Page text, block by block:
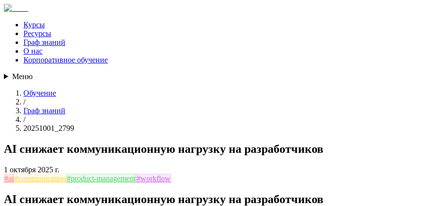
Курсы
Ресурсы
Граф знаний
О нас
Корпоративное обучение
Меню
Обучение
/
Граф знаний
/
20251001_2799
AI снижает коммуникационную нагрузку на разработчиков
1 октября 2025 г.
#ai#communication#product-management#workflow
AI снижает коммуникационную нагрузку на разработчиков